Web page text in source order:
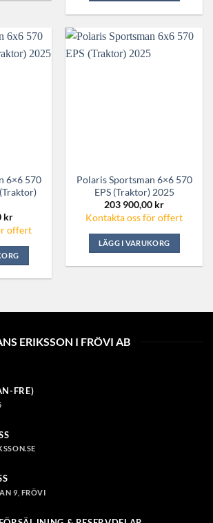
6×6 570
kr
offert
Polaris Sportsman 6×6 570
EPS (Traktor) 2025
203 900,00 kr
Kontakta oss för offert
LÄGG I VARUKORG
ERIKSSON I FRÖVI AB
FRE)
9, FRÖVI